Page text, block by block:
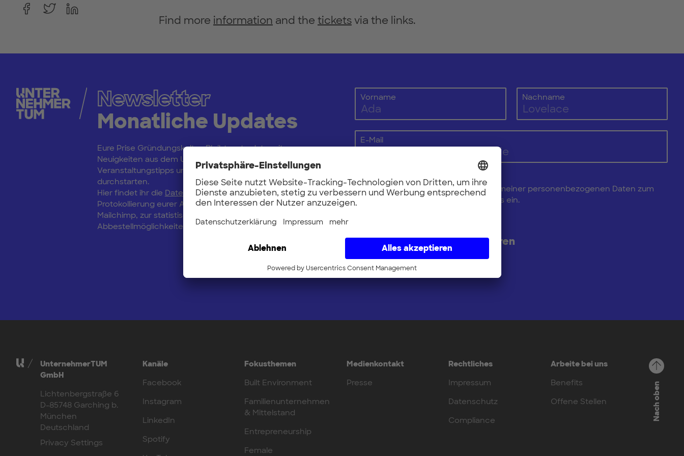
Find more information and the ticketsvia the links.
Newsletter
Monatliche Updates
Eure Prise Gründungskultur: Bleibt up to date mit
Neuigkeiten aus dem UnternehmerTUM-Netzwerk und
Veranstaltungstipps und erfahrt von Startups, die aktuell
durchstarten.
Hier findet ihr die Datenschutzerklärungmit Hinweisen zur
Protokollierung eurer Anmeldung, zum Versand über
Mailchimp, zur statistischen Auswertung und den
Abbestellmöglichkeiten.
Vorname Nachname
E-Mail
Hiermit willige ich in die Verarbeitung meiner personenbezogenen Daten zum
Zweck der Bestellung des Newsletters ein.
Ja, Newsletter abonnieren
UnternehmerTUM
GmbH
Lichtenbergstraße 6
D-85748 Garching b.
München
Deutschland
Privacy Settings
Kanäle
Facebook
Instagram
LinkedIn
Spotify
Fokusthemen
Built Environment
Familienunternehmen
& Mittelstand
Entrepreneurship
Female
Medienkontakt
Presse
Rechtliches
Impressum
Datenschutz
Compliance
Arbeite bei uns
Benefits
Offene Stellen
Nach oben